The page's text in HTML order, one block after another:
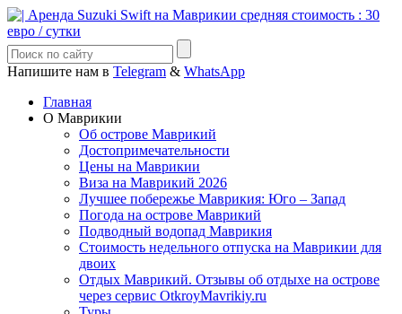
Напишите нам в Telegram & WhatsApp
Главная
О Маврикии
Об острове Маврикий
Достопримечательности
Цены на Маврикии
Виза на Маврикий 2026
Лучшее побережье Маврикия: Юго – Запад
Погода на острове Маврикий
Подводный водопад Маврикия
Стоимость недельного отпуска на Маврикии для
двоих
Отдых Маврикий. Отзывы об отдыхе на острове
через сервис OtkroyMavrikiy.ru